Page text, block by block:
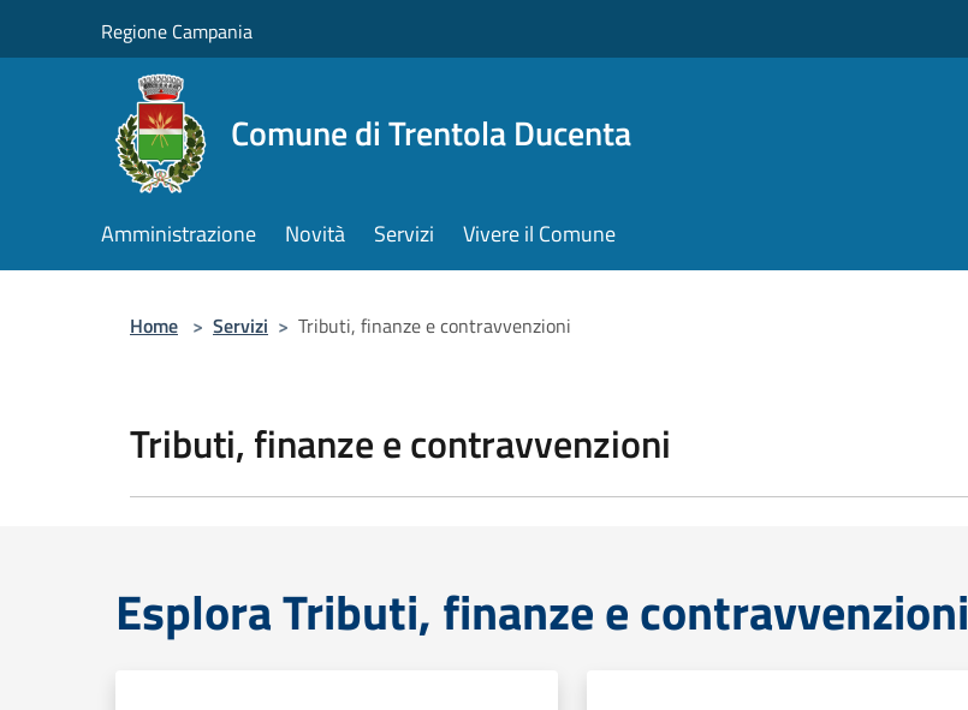
Regione Campania
Comune di Trentola Ducenta
Amministrazione Novità Servizi Vivere il Comune
Home > Servizi > Tributi, finanze e contravvenzioni
Tributi, finanze e contravvenzioni
Esplora Tributi, finanze e contravvenzioni